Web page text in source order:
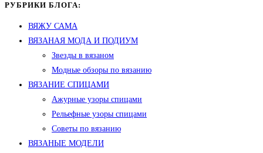
РУБРИКИ БЛОГА:
ВЯЖУ САМА
ВЯЗАНАЯ МОДА И ПОДИУМ
Звезды в вязаном
Модные обзоры по вязанию
ВЯЗАНИЕ СПИЦАМИ
Ажурные узоры спицами
Рельефные узоры спицами
Советы по вязанию
ВЯЗАНЫЕ МОДЕЛИ